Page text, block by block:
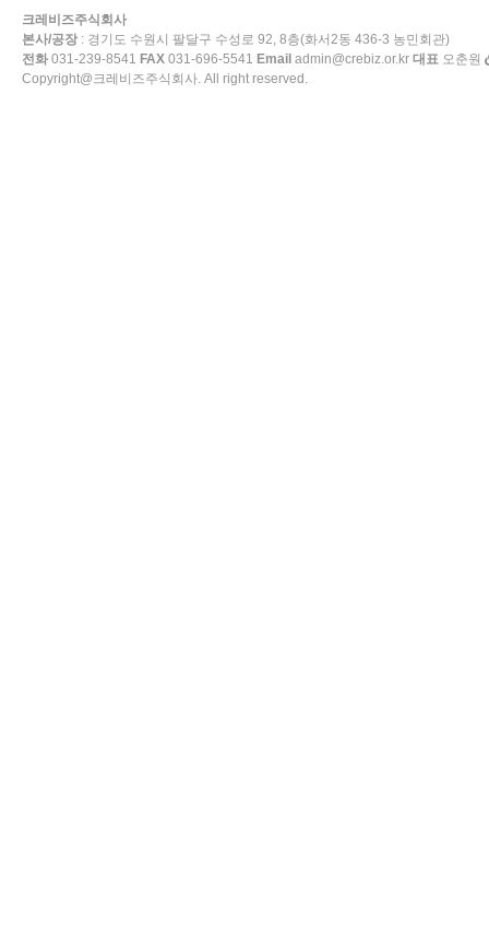
크레비즈주식회사
본사/공장 : 경기도 수원시 팔달구 수성로 92, 8층(화서2동 436-3 농민회관)
전화 031-239-8541 FAX 031-696-5541 Email admin@crebiz.or.kr 대표 오춘원
Copyright@크레비즈주식회사. All right reserved.